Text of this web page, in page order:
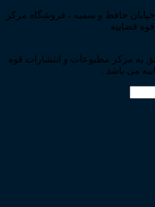
حافظ و سمیه ، فروشگاه مرکز
قضاییه
به مرکز مطبوعات و انتشارات قوه
می باشد .